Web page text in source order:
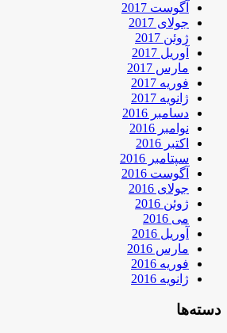
آگوست 2017
جولای 2017
ژوئن 2017
آوریل 2017
مارس 2017
فوریه 2017
ژانویه 2017
دسامبر 2016
نوامبر 2016
اکتبر 2016
سپتامبر 2016
آگوست 2016
جولای 2016
ژوئن 2016
می 2016
آوریل 2016
مارس 2016
فوریه 2016
ژانویه 2016
دسته‌ها